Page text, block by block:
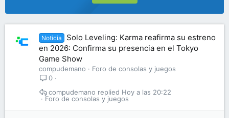
Noticia
Solo Leveling: Karma reafirma su estreno
en 2026: Confirma su presencia en el Tokyo
Game Show
compudemano
Foro de consolas y juegos
0
Foro de consolas y juegos
Hoy a las 20:22
compudemano